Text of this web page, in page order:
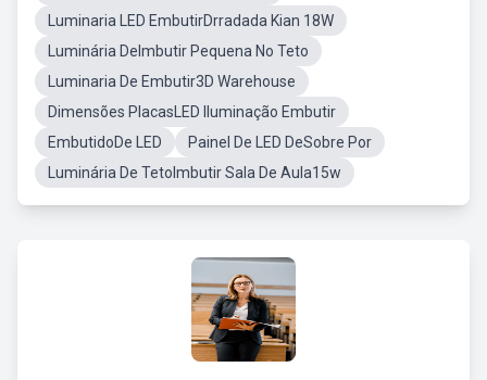
Luminaria LED EmbutirDrradada Kian 18W
Luminária DeImbutir Pequena No Teto
Luminaria De Embutir3D Warehouse
Dimensões PlacasLED Iluminação Embutir
EmbutidoDe LED
Painel De LED DeSobre Por
Luminária De TetoImbutir Sala De Aula15w